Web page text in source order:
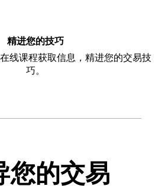
精进您的技巧
线课程获取信息，精进您的交易技
巧。
您的交易